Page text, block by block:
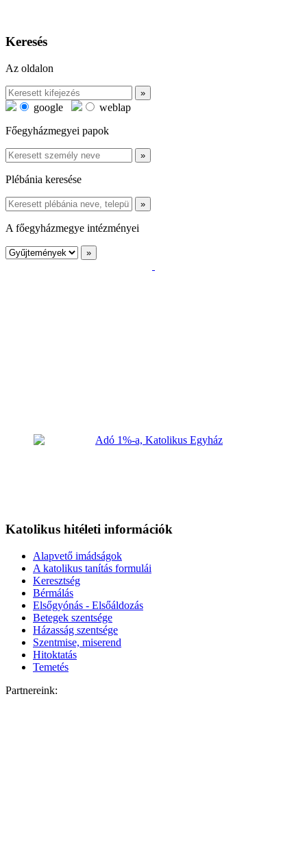
Keresés
Az oldalon
google
weblap
Főegyházmegyei papok
Plébánia keresése
A főegyházmegye intézményei
Katolikus hitéleti információk
Alapvető imádságok
A katolikus tanítás formulái
Keresztség
Bérmálás
Elsőgyónás - Elsőáldozás
Betegek szentsége
Házasság szentsége
Szentmise, miserend
Hitoktatás
Temetés
Partnereink: